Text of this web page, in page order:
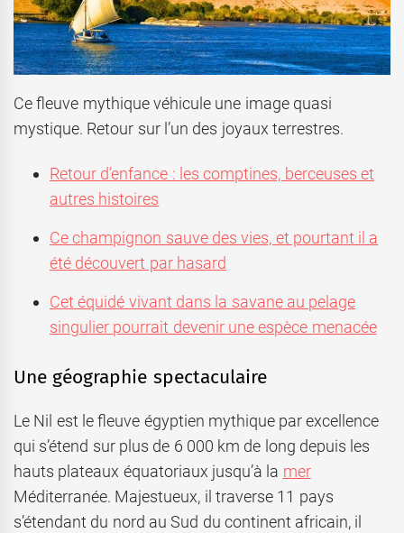
Ce fleuve mythique véhicule une image quasi
mystique. Retour sur l’un des joyaux terrestres.
Retour d’enfance : les comptines, berceuses et
autres histoires
Ce champignon sauve des vies, et pourtant il a
été découvert par hasard
Cet équidé vivant dans la savane au pelage
singulier pourrait devenir une espèce menacée
Une géographie spectaculaire
Le Nil est le fleuve égyptien mythique par excellence
qui s’étend sur plus de 6 000 km de long depuis les
hauts plateaux équatoriaux jusqu’à la mer
Méditerranée. Majestueux, il traverse 11 pays
s’étendant du nord au Sud du continent africain, il